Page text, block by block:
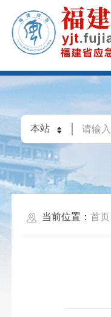
当前位置：首页